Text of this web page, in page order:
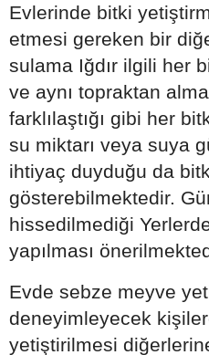
Evlerinde bitki
etmesi gereken bir
sulama Iğdır ilgili her
ve aynı topraktan
farklılaştığı gibi her
su miktarı veya suya
ihtiyaç duyduğu da
gösterebilmektedir.
hissedilmediği
yapılması
Evde sebze meyve
deneyimleyecek
yetiştirilmesi